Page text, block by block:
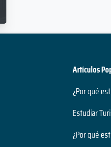
Artículos
¿Por qué
Estudiar
¿Por qué